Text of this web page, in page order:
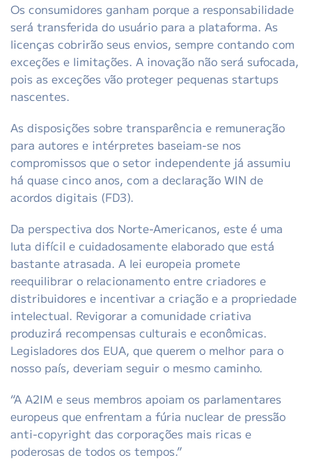
Os consumidores ganham porque a responsabilidade
será transferida do usuário para a plataforma. As
licenças cobrirão seus envios, sempre contando com
exceções e limitações. A inovação não será sufocada,
pois as exceções vão proteger pequenas startups
nascentes.
As disposições sobre transparência e remuneração
para autores e intérpretes baseiam-se nos
compromissos que o setor independente já assumiu
há quase cinco anos, com a declaração WIN de
acordos digitais (FD3).
Da perspectiva dos Norte-Americanos, este é uma
luta difícil e cuidadosamente elaborado que está
bastante atrasada. A lei europeia promete
reequilibrar o relacionamento entre criadores e
distribuidores e incentivar a criação e a propriedade
intelectual. Revigorar a comunidade criativa
produzirá recompensas culturais e econômicas.
Legisladores dos EUA, que querem o melhor para o
nosso país, deveriam seguir o mesmo caminho.
“A A2IM e seus membros apoiam os parlamentares
europeus que enfrentam a fúria nuclear de pressão
anti-copyright das corporações mais ricas e
poderosas de todos os tempos.”